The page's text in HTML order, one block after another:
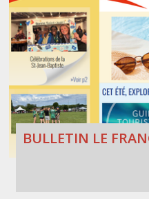
BULLETIN LE